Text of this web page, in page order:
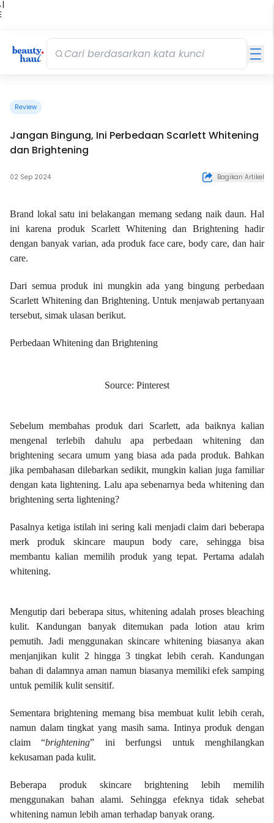
|
Review
Jangan Bingung, Ini Perbedaan Scarlett Whitening
dan Brightening
02 Sep 2024 Bagikan Artikel
Brand lokal satu ini belakangan memang sedang naik daun. Hal
ini karena produk Scarlett Whitening dan Brightening hadir
dengan banyak varian, ada produk face care,body care, danhair
care.
Dari semua produk ini mungkin ada yang bingung perbedaan
Scarlett Whitening dan Brightening. Untuk menjawab pertanyaan
tersebut, simak ulasan berikut.
Perbedaan Whitening dan Brightening
Source: Pinterest
Sebelum membahas produk dari Scarlett, ada baiknya kalian
mengenal terlebih dahulu apa perbedaan whitening dan
brightening secara umum yang biasa ada pada produk. Bahkan
jika pembahasan dilebarkan sedikit, mungkin kalian juga familiar
dengan kata lightening. Lalu apa sebenarnya beda whitening dan
brightening serta lightening?
Pasalnya ketiga istilah ini sering kali menjadi claim dari beberapa
merk produk skincare maupun body care, sehingga bisa
membantu kalian memilih produk yang tepat. Pertama adalah
whitening.
Mengutip dari beberapa situs, whitening adalah proses bleaching
kulit. Kandungan banyak ditemukan pada lotion atau krim
pemutih. Jadi menggunakan skincare whitening biasanya akan
menjanjikan kulit 2 hingga 3 tingkat lebih cerah. Kandungan
bahan di dalamnya aman namun biasanya memiliki efek samping
untuk pemilik kulit sensitif.
Sementara brightening memang bisa membuat kulit lebih cerah,
namun dalam tingkat yang masih sama. Intinya produk dengan
claim “brightening” ini berfungsi untuk menghilangkan
kekusaman pada kulit.
Beberapa produk skincare brightening lebih memilih
menggunakan bahan alami. Sehingga efeknya tidak sehebat
whitening namun lebih aman terhadap banyak orang.